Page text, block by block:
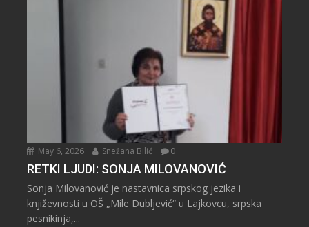
May 6, 2026 Snežana Bilić 0
RETKI LJUDI: SONJA MILOVANOVIĆ
Sonja Milovanović je nastavnica srpskog jezika i
književnosti u OŠ „Mile Dubljević“ u Lajkovcu, srpska
pesnikinja,...